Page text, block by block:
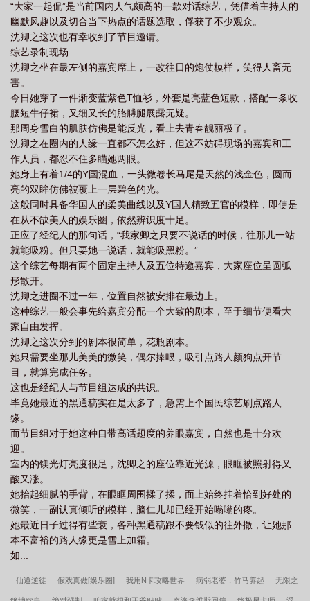
时就这么直愣愣地撞到门上。“卿卿。”顾锦容起身，修长素白的手指
勾住沈卿之帽檐外调皮的发梢，“我就是今天与你相亲的人，我们聊
聊？”这一聊，就直接把两人给聊到了民政局。沈卿之捧着手里新鲜
盖章的红本本，心里还恍然有种不真实之感：我现在是……有妇之
妇了？***沈卿之小时候学习不好，大姐找来学霸好友给她补习。十
来岁的小姑娘，性格正是叛逆，你说东她往西，你让学习她躺平。
那时还未毕业的顾锦容气质清纯又矜贵，初见时着一袭纯色的白连
衣裙，身上仿佛还带着栀子花的香气。家里任谁都制不住的小霸王
沈卿之，在她面前收起了爪牙。年少时的沈卿之体会到了一句话：
人的生命中总有那么一个人，既惊艳了时光，又温柔了岁月。只是
这时光与岁月，都太短暂了。那个会宠溺着抚摸她脑袋、会笑着奖
励她糖果、会温柔夸奖说“卿卿真棒”的人，说离开，就离开了。***今
年娱乐圈最大的黑马，非沈卿之莫数。她自出道起便话题不断，脸
蛋惊艳、性格嚣张，粉丝爱得要死，黑子恨得要死。谁也没想到这
样一个黑红小花，会与一向敬业低调的影后顾锦容扯上关系。先是
自出道起，沈卿之就被有心之人冠以“小顾锦容”的称号，时不时的艳
压通稿挑得双方粉丝积怨已久。后来又传出两人将合作一部同性电
影，便有吃瓜好事者天天盼着她俩能打起来。唯粉水火不容，CP粉
夹缝中嗑糖。直到有一日，顾锦容在微博上晒出了红本本，合照上
的另一人，是沈卿之。网友：卧槽，她俩该不会是因戏生情了？***
两人婚后在家休假，沈卿之软绵绵地趴在床上，翻看着网上评论，
模样很是委屈，“你粉丝都说我在模仿你，我们哪里长得像了？”顾锦
容宠溺地捏了捏沈卿之的耳朵，“我们俩是妻妻相。”沈卿之舒服地闭
上眼睛，嘴上却忍不住矫情，“大家都说你是戏痴因戏生情，要是小
风换别人来演，你根本不会和我结婚。”“我会。”旁人都说我是因戏
生情，其实我早已蓄谋已久。顾锦容的手指顺着沈卿之的耳垂下
滑，在抚到那纤弱的颈脖时，惊起身下之人一片战栗。“你干嘛？”沈
卿之一双眼睛红红的，像是只炸毛的小兔子。“履行妻妻义务。”顾锦
容笑得风情又优雅，一如多年前初见时的白月光。
“大家一起侃”是当前国内人气颇高的一款对话综艺，凭借着主持人的
幽默风趣以及切合当下热点的话题选取，俘获了不少观众。
沈卿之这次也有幸收到了节目邀请。
综艺录制现场
沈卿之坐在最左侧的嘉宾席上，一改往日的炮仗模样，笑得人畜无
害。
今日她穿了一件渐变蓝紫色T恤衫，外套是亮蓝色短款，搭配一条收
腰短牛仔裙，又细又长的胳膊腿展露无疑。
那周身雪白的肌肤仿佛是能反光，看上去青春靓丽极了。
沈卿之在圈内的人缘一直都不怎么好，但这不妨碍现场的嘉宾和工
作人员，都忍不住多瞄她两眼。
她身上有着1/4的Y国混血，一头微卷长马尾是天然的浅金色，圆而
亮的双眸仿佛被覆上一层碧色的光。
这般同时具备华国人的柔美曲线以及Y国人精致五官的模样，即使是
在从不缺美人的娱乐圈，依然辨识度十足。
正应了经纪人的那句话，“我家卿之只要不说话的时候，往那儿一站
就能吸粉。但只要她一说话，就能吸黑粉。”
这个综艺每期有两个固定主持人及五位特邀嘉宾，大家座位呈圆弧
形散开。
沈卿之进圈不过一年，位置自然被安排在最边上。
这种综艺一般会事先给嘉宾分配一个大致的剧本，至于细节便看大
家自由发挥。
沈卿之这次分到的剧本很简单，花瓶剧本。
她只需要坐那儿美美的微笑，偶尔捧哏，吸引点路人颜狗点开节
目，就算完成任务。
这也是经纪人与节目组达成的共识。
毕竟她最近的黑通稿实在是太多了，急需上个国民综艺刷点路人
缘。
而节目组对于她这种自带高话题度的养眼嘉宾，自然也是十分欢
迎。
室内的镁光灯亮度很足，沈卿之的座位靠近光源，眼眶被照射得又
酸又涨。
她抬起细腻的手背，在眼眶周围揉了揉，面上始终挂着恰到好处的
微笑，一副认真倾听的模样，脑仁儿却已经开始嗡嗡的疼。
她最近日子过得有些衰，各种黑通稿跟不要钱似的往外撒，让她那
本不富裕的路人缘更是雪上加霜。
如...
仙道逆徒 假戏真做[娱乐圈] 我用N卡攻略世界 病弱老婆，竹马养起 无限之